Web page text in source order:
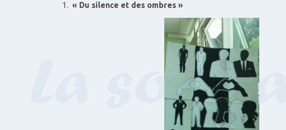
« Du silence et des ombres »